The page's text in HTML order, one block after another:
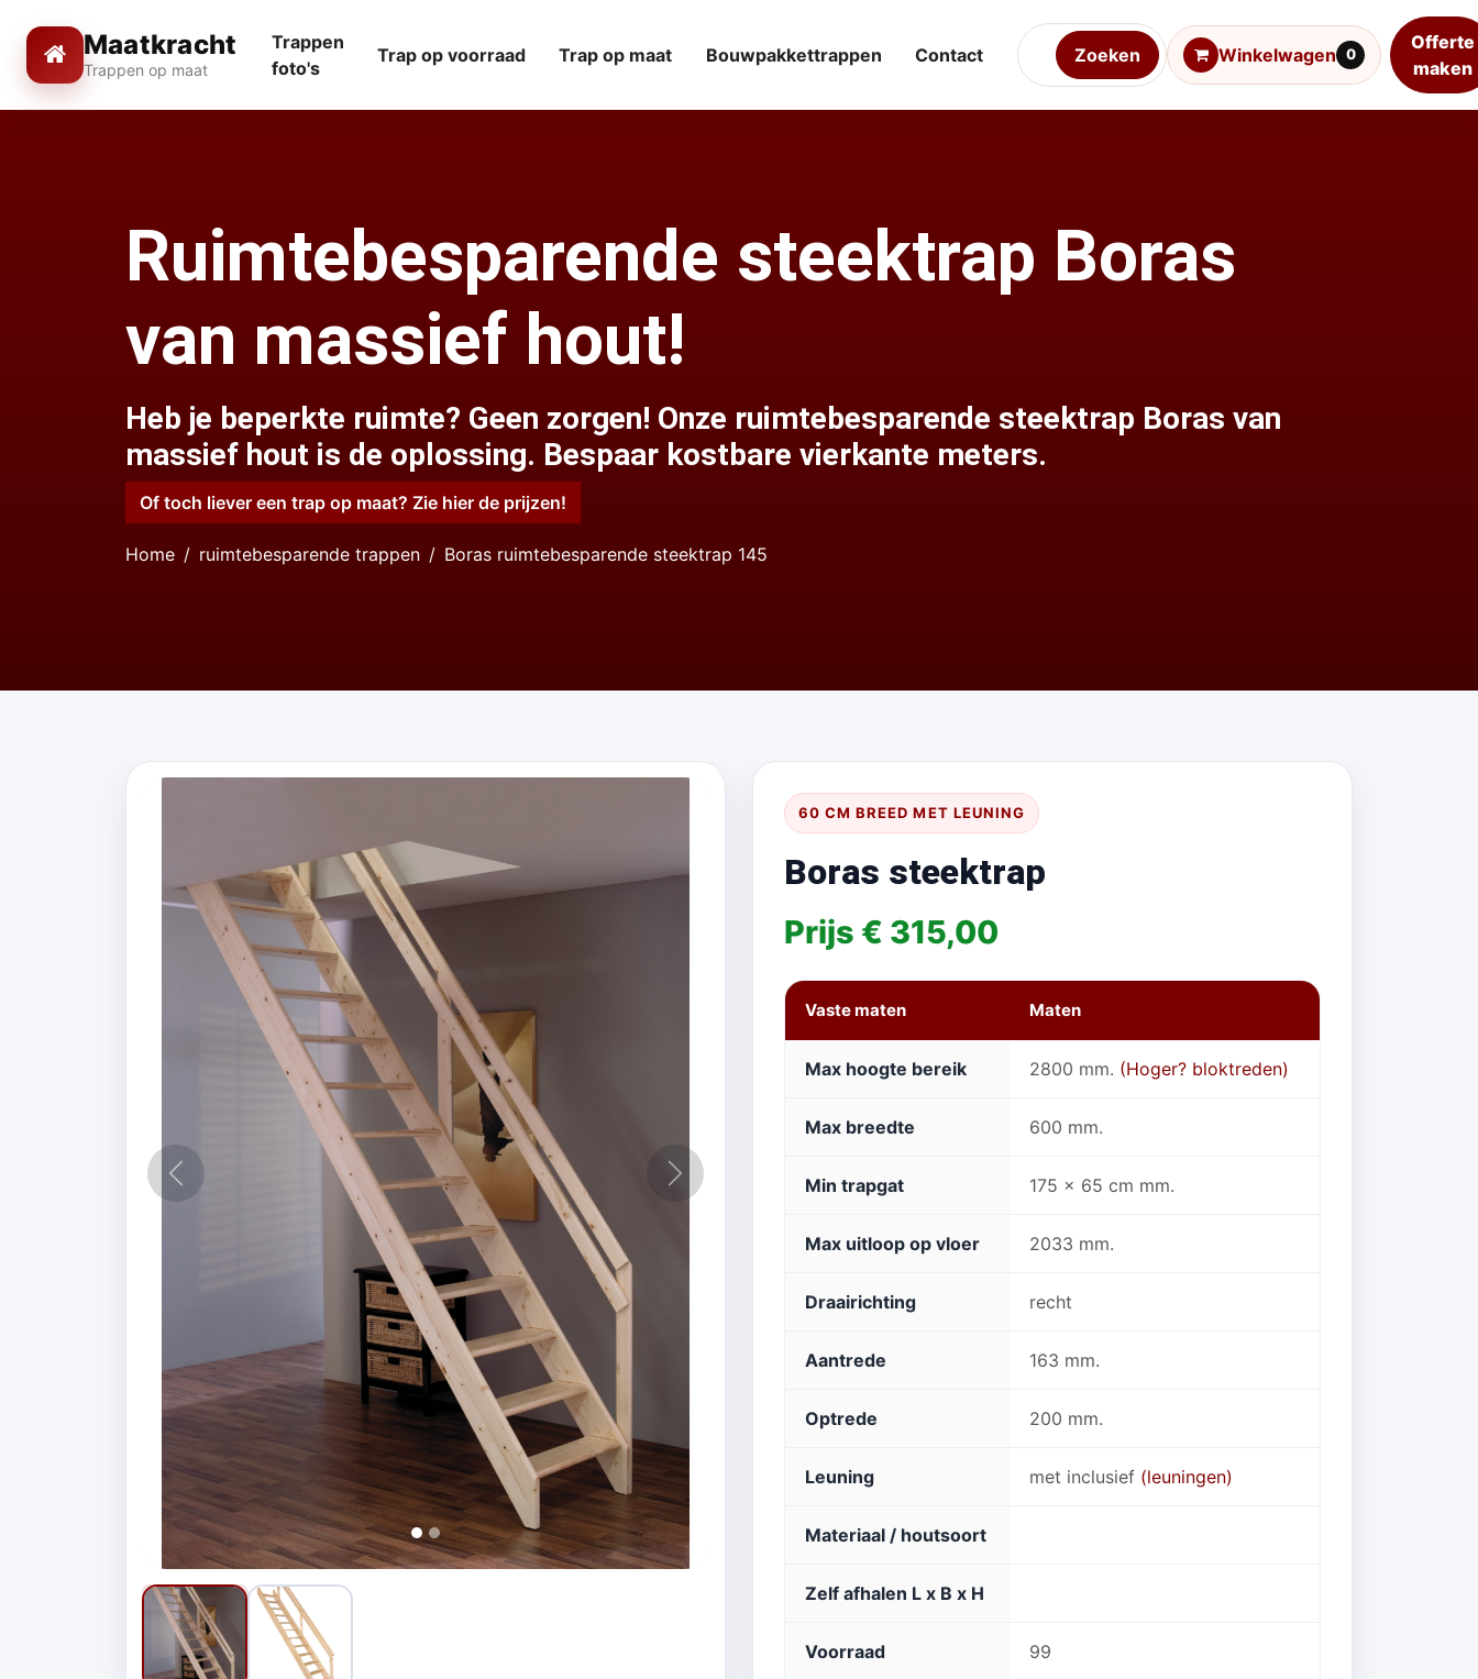
Maatkracht
Trappen op maat
Winkelwagen 0
Offerte
maken
Trappen
foto's
Trap op voorraad Trap op maat Bouwpakkettrappen Contact Zoeken
Ruimtebesparende steektrap Boras
van massief hout!
Heb je beperkte ruimte? Geen zorgen! Onze ruimtebesparende steektrap Boras van
massief hout is de oplossing. Bespaar kostbare vierkante meters.
Of toch liever een trap op maat? Zie hier de prijzen!
Home ruimtebesparende trappen Boras ruimtebesparende steektrap 145
Vorige Volgende
60 CM BREED MET LEUNING
Boras steektrap
Prijs € 315,00
Vaste maten Maten
Max hoogte bereik 2800 mm. (Hoger? bloktreden)
Max breedte 600 mm.
Min trapgat 175 x 65 cm mm.
Max uitloop op vloer 2033 mm.
Draairichting recht
Aantrede 163 mm.
Optrede 200 mm.
Leuning met inclusief (leuningen)
Materiaal / houtsoort
Zelf afhalen L x B x H
Voorraad 99